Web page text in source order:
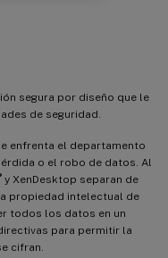
segura por diseño que le
de seguridad.
enfrenta el departamento
o el robo de datos. Al
y XenDesktop separan de
propiedad intelectual de
todos los datos en un
para permitir la
cifran.